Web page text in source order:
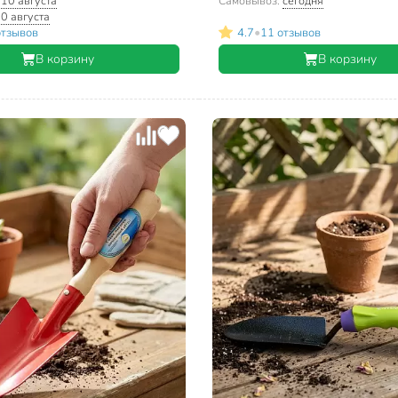
августа
В корзину
4.7•11 отзывов
В корзину